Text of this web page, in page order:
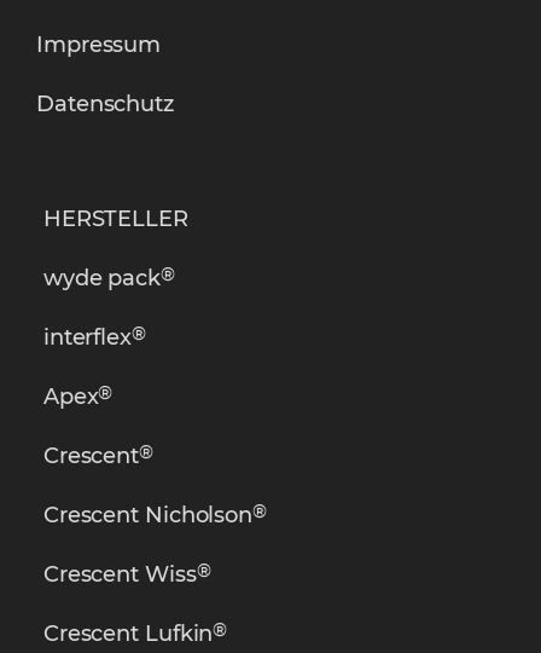
Impressum
Datenschutz
HERSTELLER
wyde pack®
interflex®
Apex®
Crescent®
Crescent Nicholson®
Crescent Wiss®
Crescent Lufkin®